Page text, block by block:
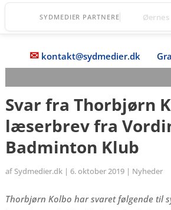
SYDMEDIER PARTNERE Øernes
✉ kontakt@sydmedier.dk
Svar fra Thorbjørn
læserbrev fra
Badminton Klub
af Sydmedier.dk| 6. oktober 2019| Nyheder
Thorbjørn Kolbo har svaret følgende til